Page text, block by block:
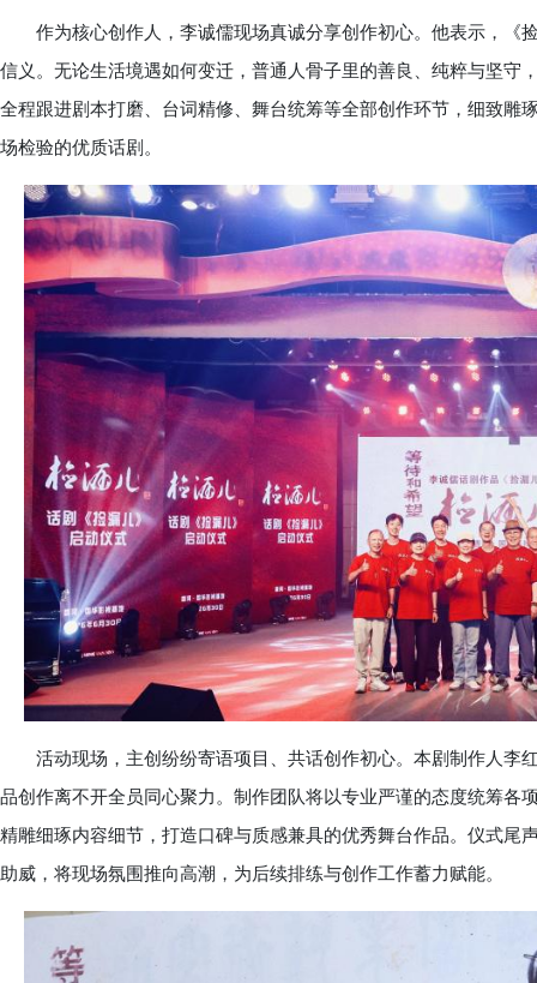
作为核心创作人，李诚儒现场真诚分享创作初心。他表示，《
信义。无论生活境遇如何变迁，普通人骨子里的善良、纯粹与坚守
全程跟进剧本打磨、台词精修、舞台统筹等全部创作环节，细致雕
场检验的优质话剧。
活动现场，主创纷纷寄语项目、共话创作初心。本剧制作人李
品创作离不开全员同心聚力。制作团队将以专业严谨的态度统筹各
精雕细琢内容细节，打造口碑与质感兼具的优秀舞台作品。仪式尾
助威，将现场氛围推向高潮，为后续排练与创作工作蓄力赋能。